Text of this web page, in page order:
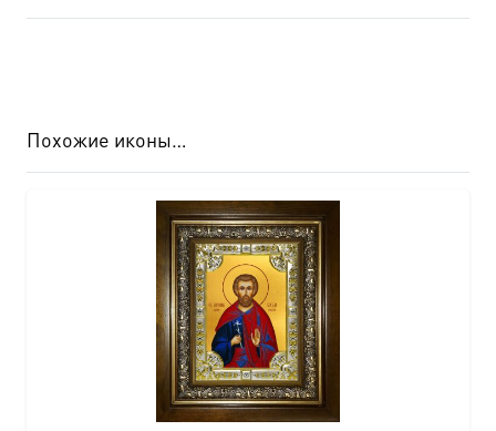
Похожие иконы…